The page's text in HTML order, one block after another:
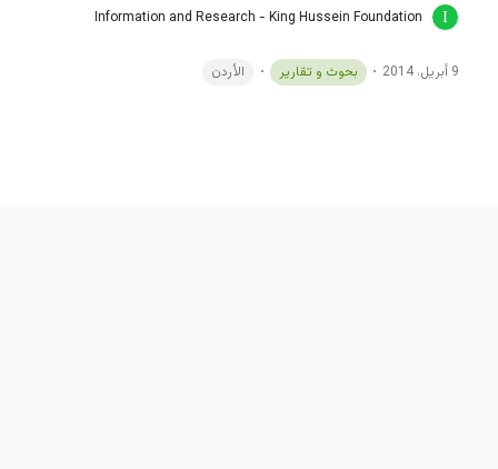
Information and Research - King Hussein Foundation
9 أبريل، 2014 بحوث و تقارير الأردن